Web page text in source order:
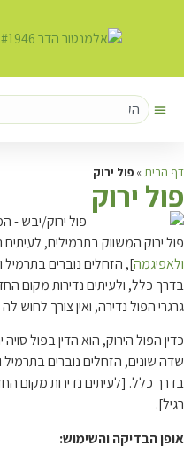
דף הבית » פול ירוק
פול ירוק
פול ירוק המשווק בתרמילים,
ולאפיגמה], הזחלים נוברים בתרמיל
בדרך כלל, ולעיתים נדירות מקום
גרגרי הפול נדירה, ואין צורך לחוש לה
כדין הפול הירוק, הוא הדין בפול
שדה שונים, הזחלים נוברים בתרמיל
בדרך כלל. [לעיתים נדירות מקום
רגיל].
אופן הבדיקה והשימוש: